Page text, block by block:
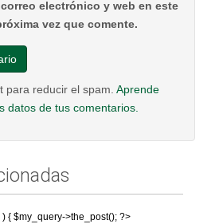
electrónico y web en este
vez que comente.
para reducir el spam. Aprende
datos de tus comentarios.
{ $my_query->the_post(); ?>